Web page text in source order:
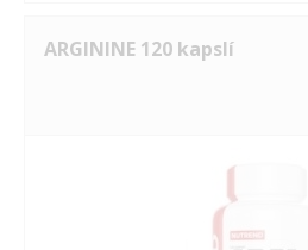
ARGININE 120 kapslí